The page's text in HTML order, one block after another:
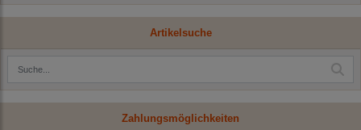
Artikelsuche
Zahlungsmöglichkeiten